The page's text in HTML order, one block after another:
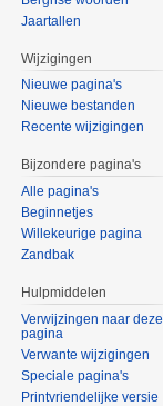
Jaartallen
Wijzigingen
Nieuwe pagina's
Nieuwe bestanden
Recente wijzigingen
Bijzondere pagina's
Alle pagina's
Beginnetjes
Willekeurige pagina
Zandbak
Hulpmiddelen
Verwijzingen naar deze
pagina
Verwante wijzigingen
Speciale pagina's
Printvriendelijke versie